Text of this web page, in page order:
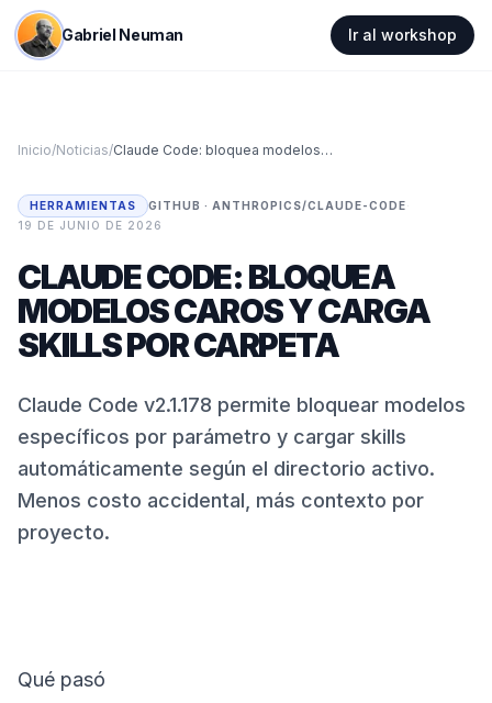
Gabriel Neuman Ir al workshop
Inicio/Noticias/ Claude Code: bloquea modelos caros y carga skills por carpeta
HERRAMIENTAS GITHUB · ANTHROPICS/CLAUDE-CODE·
19 DE JUNIO DE 2026
CLAUDE CODE: BLOQUEA
MODELOS CAROS Y CARGA
SKILLS POR CARPETA
Claude Code v2.1.178 permite bloquear modelos
específicos por parámetro y cargar skills
automáticamente según el directorio activo.
Menos costo accidental, más contexto por
proyecto.
Qué pasó